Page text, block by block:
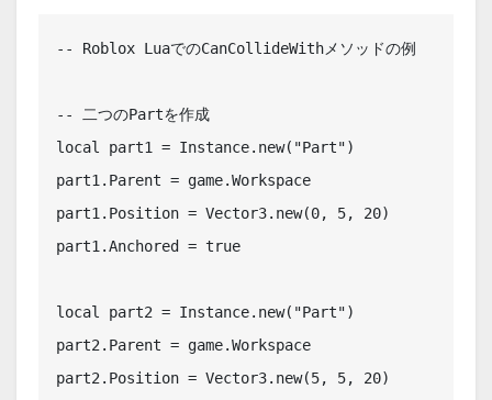
-- Roblox LuaでのCanCollideWithメソッドの例
-- 二つのPartを作成
local part1 = Instance.new("Part")
part1.Parent = game.Workspace
part1.Position = Vector3.new(0, 5, 20)
part1.Anchored = true
local part2 = Instance.new("Part")
part2.Parent = game.Workspace
part2.Position = Vector3.new(5, 5, 20)